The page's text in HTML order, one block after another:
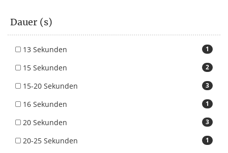
Dauer (s)
1
13 Sekunden
2
15 Sekunden
3
15-20 Sekunden
1
16 Sekunden
3
20 Sekunden
1
20-25 Sekunden